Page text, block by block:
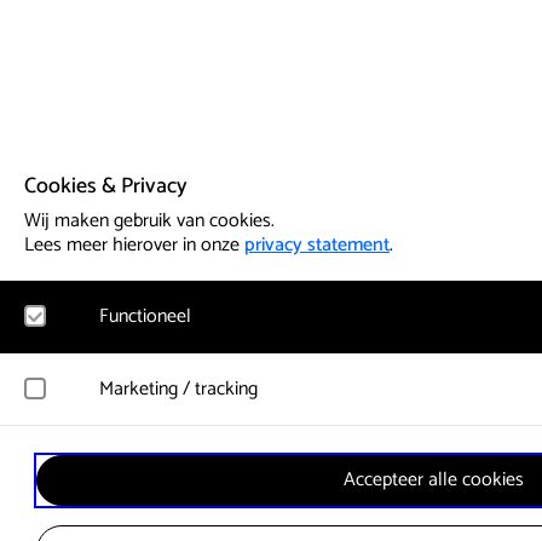
Cookies & Privacy
Wij maken gebruik van cookies.
Lees meer hierover in onzeprivacy statement.
Functioneel
Noodzakelijk
cookies geplaatst. Hierbij worden geen persoonsgegevens
Google Analytics
Bezoekersstatistieken en gebruik van de website worden
Marketing / tracking
YouTube
Registreert klikgedrag, bekeken video’s en aangepaste
gebruikersgedrag wordt gebruikt voor advertenties.
Accepteer alle cookies